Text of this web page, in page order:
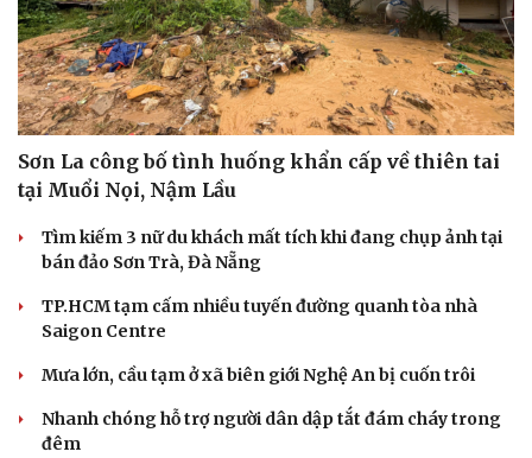
Sơn La công bố tình huống khẩn cấp về thiên tai
tại Muổi Nọi, Nậm Lầu
Tìm kiếm 3 nữ du khách mất tích khi đang chụp ảnh tại
bán đảo Sơn Trà, Đà Nẵng
TP.HCM tạm cấm nhiều tuyến đường quanh tòa nhà
Saigon Centre
Mưa lớn, cầu tạm ở xã biên giới Nghệ An bị cuốn trôi
Nhanh chóng hỗ trợ người dân dập tắt đám cháy trong
đêm